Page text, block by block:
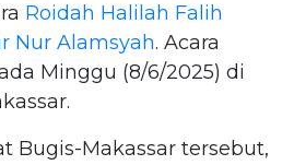
Roidah Halilah Falih
Nur Alamsyah. Acara
Minggu (8/6/2025) di
Bugis-Makassar tersebut,